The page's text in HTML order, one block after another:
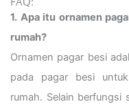
1. Apa itu ornamen
rumah?
Ornamen pagar besi
pada pagar besi
rumah. Selain berfungsi